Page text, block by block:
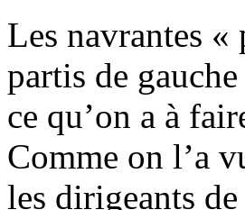
Les navrantes «
partis de
ce qu’on a à
Comme on l’a
les dirigeants